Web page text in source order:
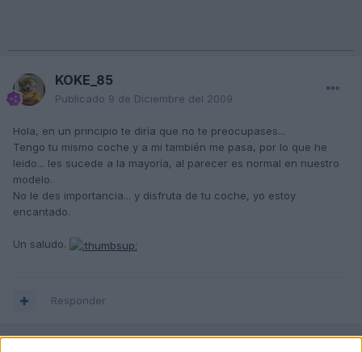
KOKE_85
Publicado 9 de Diciembre del 2009
Hola, en un principio te diría que no te preocupases...
Tengo tu mismo coche y a mi también me pasa, por lo que he
leido... les sucede a la mayoría, al parecer es normal en nuestro
modelo.
No le des importancia... y disfruta de tu coche, yo estoy
encantado.
Un saludo.
Responder